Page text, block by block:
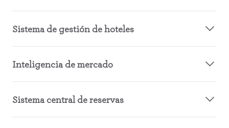
Sistema de gestión de hoteles
Inteligencia de mercado
Sistema central de reservas